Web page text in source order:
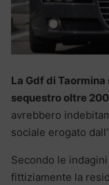
La Gdf di
sequestro oltre
avrebbero
sociale erogato
Secondo le
fittiziamente la